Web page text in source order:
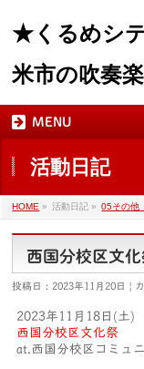
★くるめシ
米市の吹奏
MENU
活動日記
HOME » 活動日記 » 05その他
西国分校区文
投稿日 : 2023年11月20日 |
2023年11月18日(土)
西国分校区文化祭
at.西国分校区コミュ